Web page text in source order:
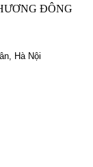
ĐÔNG
Hà Nội